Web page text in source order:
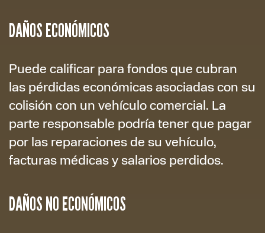
DAÑOS ECONÓMICOS
Puede calificar para fondos que cubran
las pérdidas económicas asociadas con su
colisión con un vehículo comercial. La
parte responsable podría tener que pagar
por las reparaciones de su vehículo,
facturas médicas y salarios perdidos.
DAÑOS NO ECONÓMICOS